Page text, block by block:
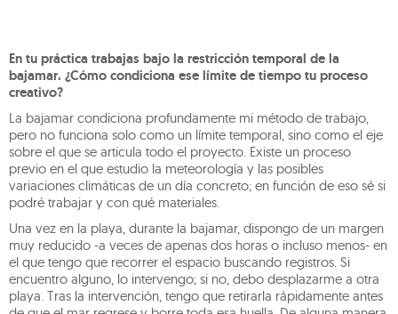
En tu práctica trabajas bajo la restricción temporal de la
bajamar. ¿Cómo condiciona ese límite de tiempo tu proceso
creativo?
La bajamar condiciona profundamente mi método de trabajo,
pero no funciona solo como un límite temporal, sino como el eje
sobre el que se articula todo el proyecto. Existe un proceso
previo en el que estudio la meteorología y las posibles
variaciones climáticas de un día concreto; en función de eso sé si
podré trabajar y con qué materiales.
Una vez en la playa, durante la bajamar, dispongo de un margen
muy reducido -a veces de apenas dos horas o incluso menos- en
el que tengo que recorrer el espacio buscando registros. Si
encuentro alguno, lo intervengo; si no, debo desplazarme a otra
playa. Tras la intervención, tengo que retirarla rápidamente antes